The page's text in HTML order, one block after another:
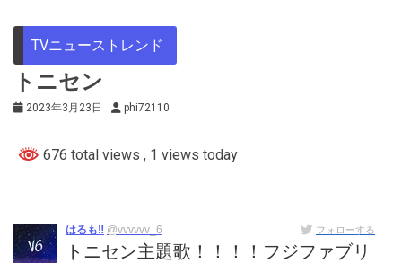
TVニューストレンド
トニセン
2023年3月23日 phi72110
676 total views , 1 views today
はるも‼️ @vvvvvv_6 フォローする
トニセン主題歌！！！！フジファブリ